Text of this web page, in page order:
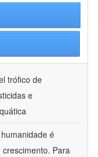
trófico de
e
é
Para